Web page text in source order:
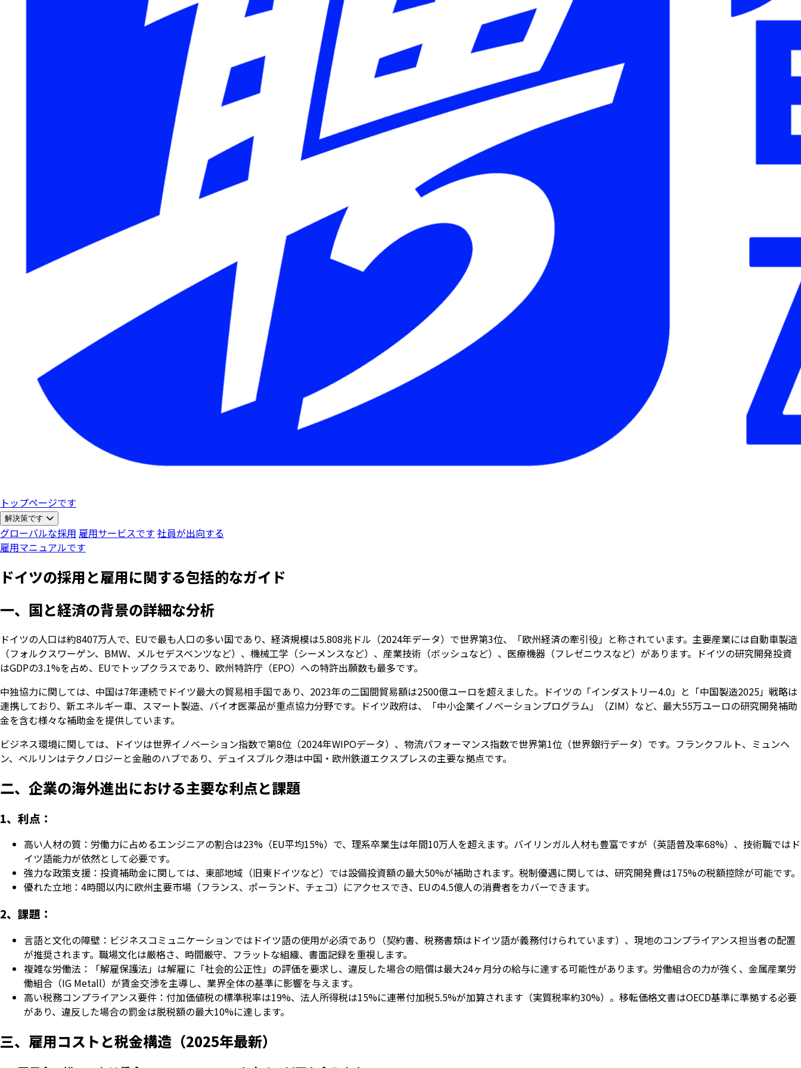
トップページです
解決策です
グローバルな採用 雇用サービスです 社員が出向する
雇用マニュアルです
ドイツの採用と雇用に関する包括的なガイド
一、国と経済の背景の詳細な分析
ドイツの人口は約8407万人で、EUで最も人口の多い国であり、経済規模は5.808兆ドル（2024年データ）で世界第3位、「欧州経済の牽引役」と称されています。主要産業には自動車製造
（フォルクスワーゲン、BMW、メルセデスベンツなど）、機械工学（シーメンスなど）、産業技術（ボッシュなど）、医療機器（フレゼニウスなど）があります。ドイツの研究開発投資
はGDPの3.1%を占め、EUでトップクラスであり、欧州特許庁（EPO）への特許出願数も最多です。
中独協力に関しては、中国は7年連続でドイツ最大の貿易相手国であり、2023年の二国間貿易額は2500億ユーロを超えました。ドイツの「インダストリー4.0」と「中国製造2025」戦略は
連携しており、新エネルギー車、スマート製造、バイオ医薬品が重点協力分野です。ドイツ政府は、「中小企業イノベーションプログラム」（ZIM）など、最大55万ユーロの研究開発補助
金を含む様々な補助金を提供しています。
ビジネス環境に関しては、ドイツは世界イノベーション指数で第8位（2024年WIPOデータ）、物流パフォーマンス指数で世界第1位（世界銀行データ）です。フランクフルト、ミュンヘ
ン、ベルリンはテクノロジーと金融のハブであり、デュイスブルク港は中国・欧州鉄道エクスプレスの主要な拠点です。
二、企業の海外進出における主要な利点と課題
1、利点：
高い人材の質：労働力に占めるエンジニアの割合は23%（EU平均15%）で、理系卒業生は年間10万人を超えます。バイリンガル人材も豊富ですが（英語普及率68%）、技術職ではド
イツ語能力が依然として必要です。
強力な政策支援：投資補助金に関しては、東部地域（旧東ドイツなど）では設備投資額の最大50%が補助されます。税制優遇に関しては、研究開発費は175%の税額控除が可能です。
優れた立地：4時間以内に欧州主要市場（フランス、ポーランド、チェコ）にアクセスでき、EUの4.5億人の消費者をカバーできます。
2、課題：
言語と文化の障壁：ビジネスコミュニケーションではドイツ語の使用が必須であり（契約書、税務書類はドイツ語が義務付けられています）、現地のコンプライアンス担当者の配置
が推奨されます。職場文化は厳格さ、時間厳守、フラットな組織、書面記録を重視します。
複雑な労働法：「解雇保護法」は解雇に「社会的公正性」の評価を要求し、違反した場合の賠償は最大24ヶ月分の給与に達する可能性があります。労働組合の力が強く、金属産業労
働組合（IG Metall）が賃金交渉を主導し、業界全体の基準に影響を与えます。
高い税務コンプライアンス要件：付加価値税の標準税率は19%、法人所得税は15%に連帯付加税5.5%が加算されます（実質税率約30%）。移転価格文書はOECD基準に準拠する必要
があり、違反した場合の罰金は脱税額の最大10%に達します。
三、雇用コストと税金構造（2025年最新）